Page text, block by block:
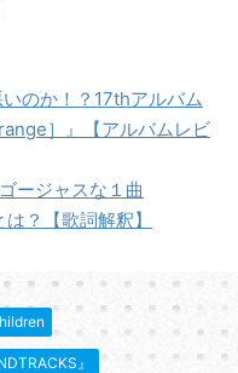
のか！？17thアルバム
］』【アルバムレビ
ージャスな１曲
？【歌詞解釈】
』